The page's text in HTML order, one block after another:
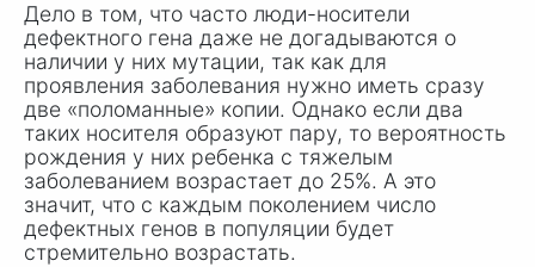
Дело в том, что часто люди-носители
дефектного гена даже не догадываются о
наличии у них мутации, так как для
проявления заболевания нужно иметь сразу
две «поломанные» копии. Однако если два
таких носителя образуют пару, то вероятность
рождения у них ребенка с тяжелым
заболеванием возрастает до 25%. А это
значит, что с каждым поколением число
дефектных генов в популяции будет
стремительно возрастать.